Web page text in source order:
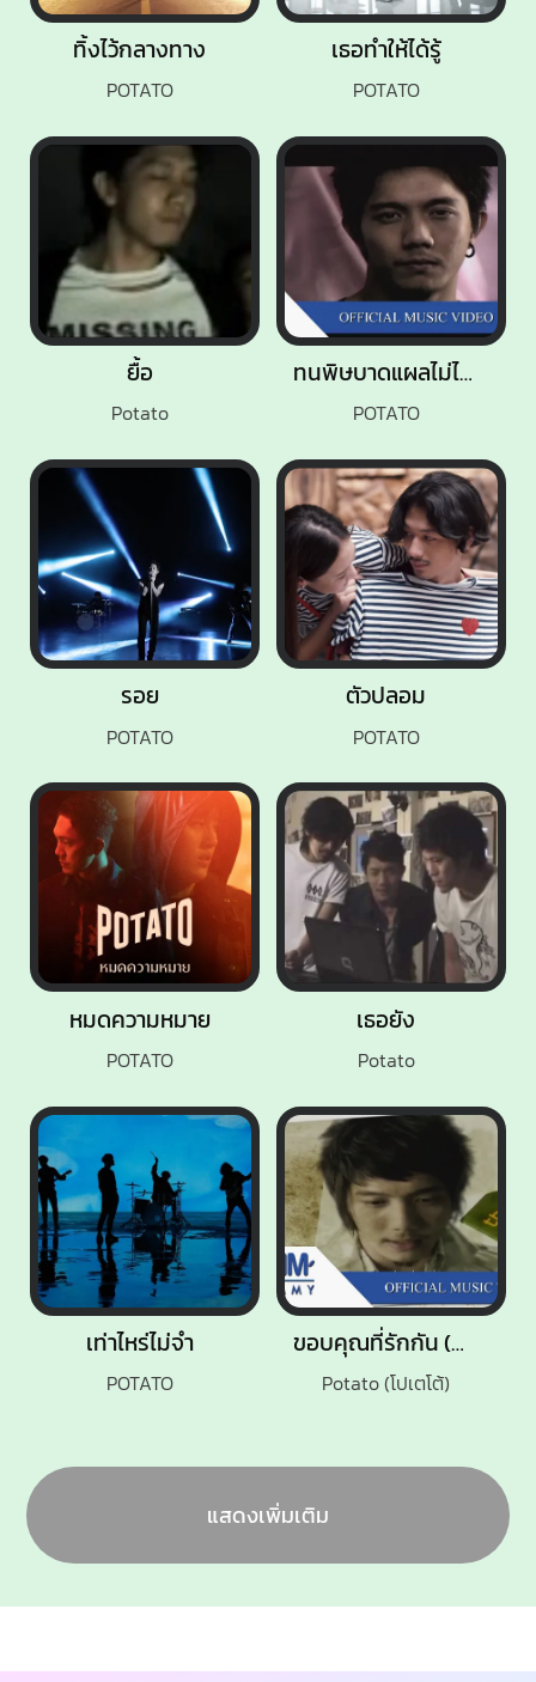
ทิ้งไว้กลางทาง
POTATO
เธอยัง
Potato
ตัวปลอม
POTATO
เท่าไหร่ไม่จำ
POTATO
เธอทำให้ได้รู้
POTATO
รอย
POTATO
ยื้อ
Potato
หมดความหมาย
POTATO
ทนพิษบาดแผลไม่ไหว
POTATO
ขอบคุณที่รักกัน (Medium Version)
Potato (โปเตโต้)
แสดงเพิ่มเติม